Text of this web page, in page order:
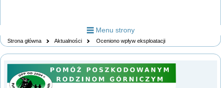
Menu strony
Strona główna Aktualności Oceniono wpływ eksploatacji